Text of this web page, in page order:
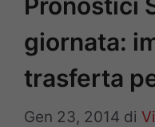
giornata:
trasferta
Gen 23, 2014 di